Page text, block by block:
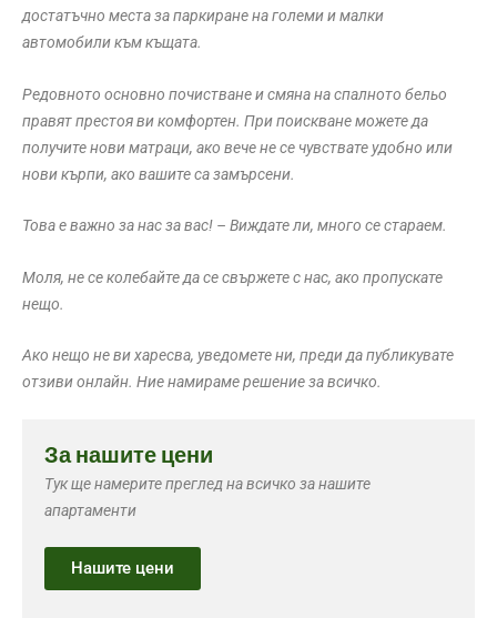
За нашите цени
Тук ще намерите преглед на всичко за нашите
апартаменти
Нашите цени
достатъчно места за паркиране на големи и малки
автомобили към къщата.
Редовното основно почистване и смяна на спалното бельо
правят престоя ви комфортен. При поискване можете да
получите нови матраци, ако вече не се чувствате удобно или
нови кърпи, ако вашите са замърсени.
Това е важно за нас за вас! – Виждате ли, много се стараем.
Моля, не се колебайте да се свържете с нас, ако пропускате
нещо.
Ако нещо не ви харесва, уведомете ни, преди да публикувате
отзиви онлайн. Ние намираме решение за всичко.